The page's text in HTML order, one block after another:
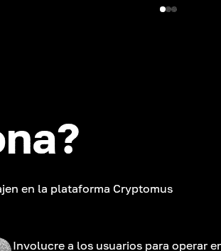
en la plataforma Cryptomus
Involucre a los usuarios para operar